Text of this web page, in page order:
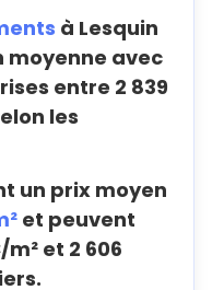
à Lesquin
moyenne avec
entre 2 839
les
un prix moyen
et peuvent
et 2 606